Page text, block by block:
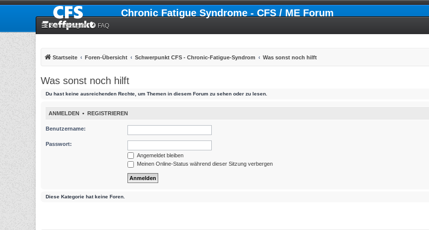
Chronic Fatigue Syndrome - CFS / ME Forum
Schnellzugriff FAQ
Startseite Foren-Übersicht Schwerpunkt CFS - Chronic-Fatigue-Syndrom Was sonst noch hilft
Was sonst noch hilft
Du hast keine ausreichenden Rechte, um Themen in diesem Forum zu sehen oder zu lesen.
ANMELDEN • REGISTRIEREN
Benutzername:
Passwort:
Angemeldet bleiben
Meinen Online-Status während dieser Sitzung verbergen
Diese Kategorie hat keine Foren.